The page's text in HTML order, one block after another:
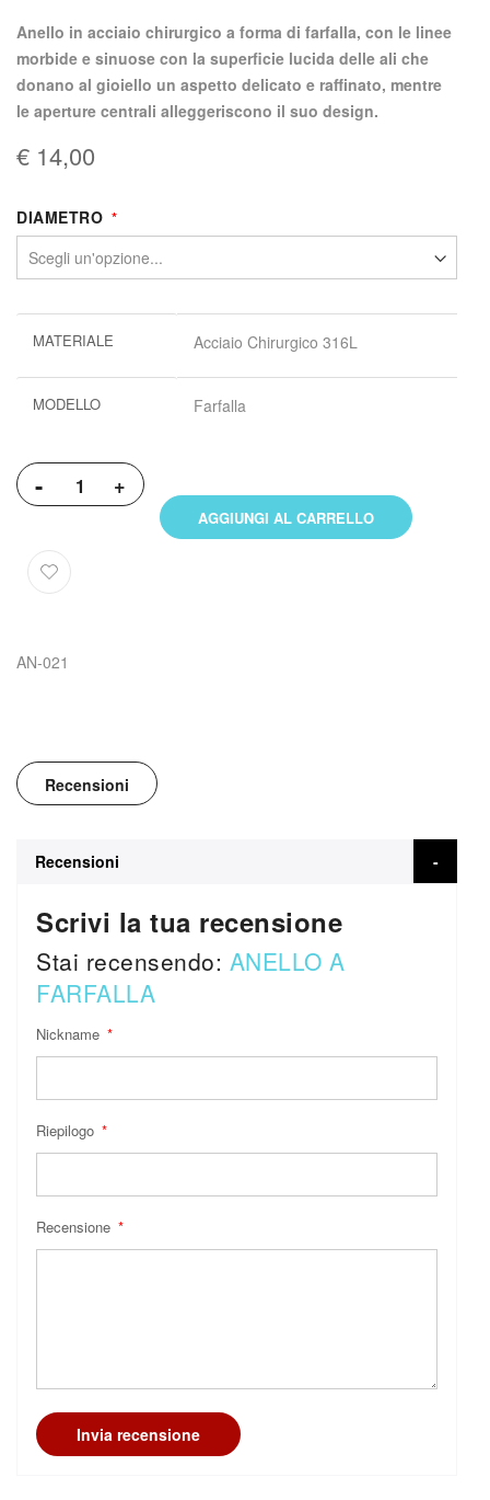
anello in acciaio chirurgico a forma di farfalla, con le linee
morbide e sinuose con la superficie lucida delle ali che
donano al gioiello un aspetto delicato e raffinato, mentre
le aperture centrali alleggeriscono il suo design.
€ 14,00
DIAMETRO
informazioni
MATERIALE Acciaio Chirurgico 316L
MODELLO Farfalla
- +
AGGIUNGI AL CARRELLO
AN-021
Recensioni
Recensioni
Scrivi la tua recensione
Stai recensendo: ANELLO A
FARFALLA
Nickname
Riepilogo
Recensione
Invia recensione